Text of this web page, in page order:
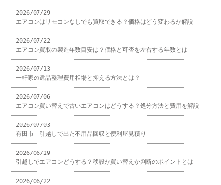
2026/07/29
エアコンはリモコンなしでも買取できる？価格はどう変わるか解説
2026/07/22
エアコン買取の製造年数目安は？価格と可否を左右する年数とは
2026/07/13
一軒家の遺品整理費用相場と抑える方法とは？
2026/07/06
エアコン買い替えで古いエアコンはどうする？処分方法と費用を解説
2026/07/03
有田市 引越しで出た不用品回収と便利屋見積り
2026/06/29
引越しでエアコンどうする？移設か買い替えか判断のポイントとは
2026/06/22